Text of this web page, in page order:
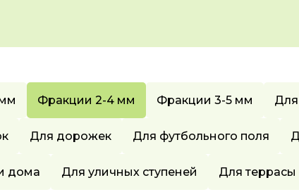
Фракции 2-4 мм Фракции 3-5 мм
Для дорожек Для футбольного поля
дома Для уличных ступеней Для террасы